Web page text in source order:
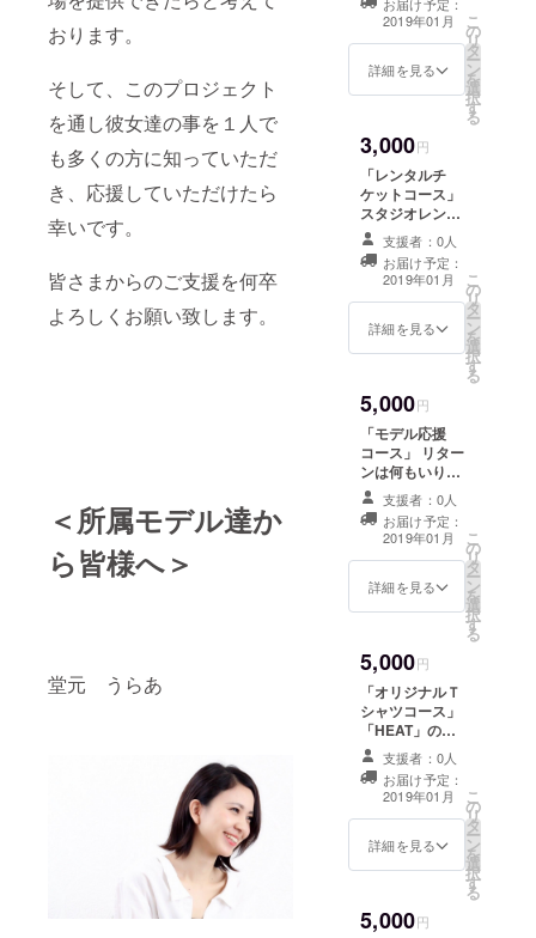
おります。
そして、このプロジェクト
を通し彼女達の事を１人で
も多くの方に知っていただ
き、応援していただけたら
幸いです。
皆さまからのご支援を何卒
よろしくお願い致します。
＜所属モデル達か
ら皆様へ＞
堂元 うらあ
のメッセージ
カード 応援モデ
ル（堂元うら
あ、sakula、音
い。 ※指定がな
かった場合、ラ
ンダムか集合写
真を送らせてい
ただきます。
お届け予定：
2019年01月
詳細を見る
こ
の
リ
タ
ー
ン
を
選
択
す
る
3,000円
「レンタルチ
ケットコース」
スタジオレンタ
ル券５枚セット
（１時間５枚
セット） ※zeal
スタジオでのみ
使用可能です。
支援者：0人
お届け予定：
2019年01月
詳細を見る
こ
の
リ
タ
ー
ン
を
選
択
す
る
5,000円
「モデル応援
コース」 リター
ンは何もいりま
せん！ ただただ
モデル達を応援
したい！という
方。 感謝の気持
ちを込めてモデ
ル達のポスト
（堂元うらあ、
sakula、音羽美
香、愛香）の中
から１名のオリ
ジナルポスト
カードを送付さ
せていただきま
す。 ※指名制あ
り
支援者：0人
お届け予定：
2019年01月
詳細を見る
こ
の
リ
タ
ー
ン
を
選
択
す
る
5,000円
「オリジナルＴ
シャツコース」
「HEAT」のオ
リジナルTシャツ
１枚をプレゼン
ト（ホワイト）
※男女兼用Mサイ
ズ
支援者：0人
お届け予定：
2019年01月
詳細を見る
こ
の
リ
タ
ー
ン
を
選
択
す
る
5,000円